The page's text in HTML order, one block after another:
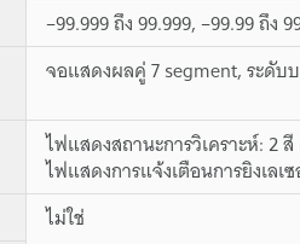
–99.999 ถึง 99.999, –99.99 ถึง
จอแสดงผลคู่ 7 segment, ระดับ
ไฟแสดงสถานะการวิเคราะห์: 2
ไฟแสดงการแจ้งเตือนการยิงเลเ
ไม่ใช่